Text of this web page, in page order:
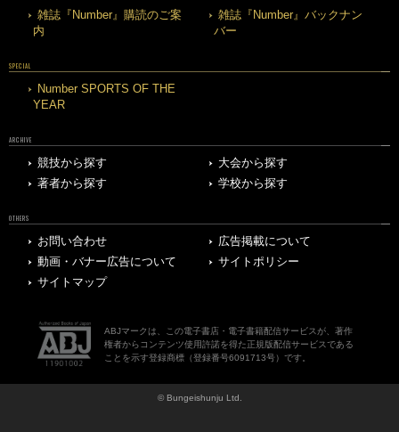
雑誌『Number』購読のご案
内
雑誌『Number』バックナン
バー
SPECIAL
Number SPORTS OF THE
YEAR
ARCHIVE
競技から探す
大会から探す
著者から探す
学校から探す
OTHERS
お問い合わせ
広告掲載について
動画・バナー広告について
サイトポリシー
サイトマップ
ABJマークは、この電子書店・電子書籍配信サービスが、著作
権者からコンテンツ使用許諾を得た正規版配信サービスである
ことを示す登録商標（登録番号6091713号）です。
© Bungeishunju Ltd.